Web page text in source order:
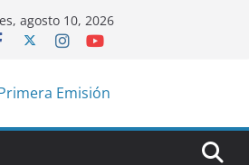
agosto 10, 2026